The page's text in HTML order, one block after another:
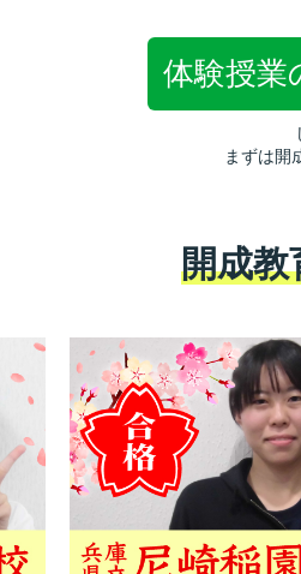
体験授業
まずは開
開成教